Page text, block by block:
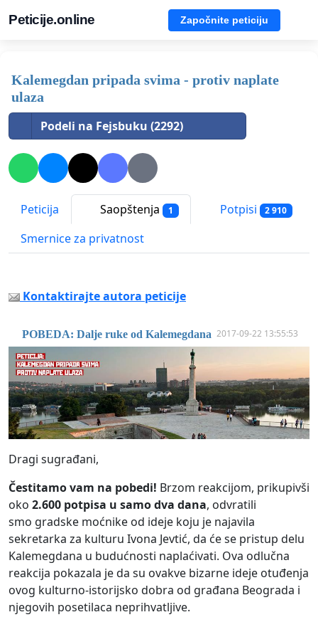
Peticije.online Započnite peticiju
Kalemegdan pripada svima - protiv naplate
ulaza
Podeli na Fejsbuku (2292)
Peticija Saopštenja 1 Potpisi 2 910
Smernice za privatnost
Kontaktirajte autora peticije
POBEDA: Dalje ruke od Kalemegdana 2017-09-22 13:55:53
Dragi sugrađani,
Čestitamo vam na pobedi! Brzom reakcijom, prikupivši
oko 2.600 potpisa u samo dva dana, odvratili
smo gradske moćnike od ideje koju je najavila
sekretarka za kulturu Ivona Jevtić, da će se pristup delu
Kalemegdana u budućnosti naplaćivati. Ova odlučna
reakcija pokazala je da su ovakve bizarne ideje otuđenja
ovog kulturno-istorijsko dobra od građana Beograda i
njegovih posetilaca neprihvatljive.